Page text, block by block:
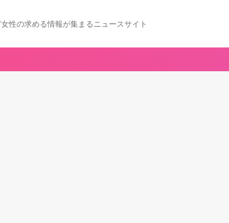
性の求める情報が集まるニュースサイト